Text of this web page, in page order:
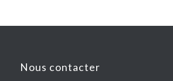
Nous contacter